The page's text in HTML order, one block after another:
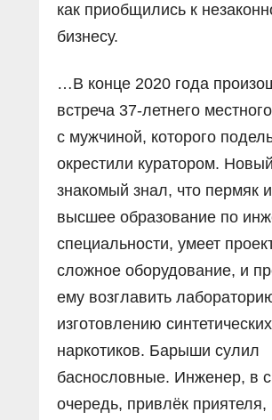
как приобщились к
бизнесу.
…В конце 2020 года
встреча 37-летнего
с мужчиной, которого
окрестили куратором. Новый
знакомый знал, что пермяк
высшее образование по
специальности, умеет
сложное оборудование, и
ему возглавить
изготовлению синтетических
наркотиков. Барыши сулил
баснословные. Инженер, в
очередь, привлёк приятеля,